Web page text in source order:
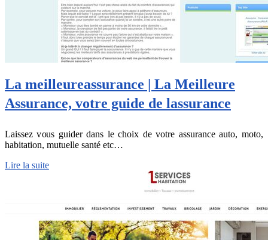
La meil­leureassu­ran­ce | La Meilleure
Assurance, votre guide de lassurance
Laissez vous guider dans le choix de votre assurance auto, moto,
habitation, mutuelle santé etc…
Lire la suite